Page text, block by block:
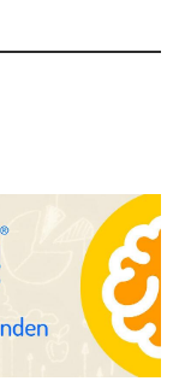
para el
producto multiplica